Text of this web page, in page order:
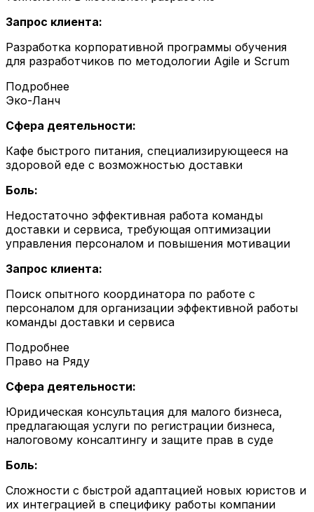
Запрос клиента:
Разработка корпоративной программы обучения
для разработчиков по методологии Agile и Scrum
Подробнее
Эко-Ланч
Сфера деятельности:
Кафе быстрого питания, специализирующееся на
здоровой еде с возможностью доставки
Боль:
Недостаточно эффективная работа команды
доставки и сервиса, требующая оптимизации
управления персоналом и повышения мотивации
Запрос клиента:
Поиск опытного координатора по работе с
персоналом для организации эффективной работы
команды доставки и сервиса
Подробнее
Право на Ряду
Сфера деятельности:
Юридическая консультация для малого бизнеса,
предлагающая услуги по регистрации бизнеса,
налоговому консалтингу и защите прав в суде
Боль:
Сложности с быстрой адаптацией новых юристов и
их интеграцией в специфику работы компании